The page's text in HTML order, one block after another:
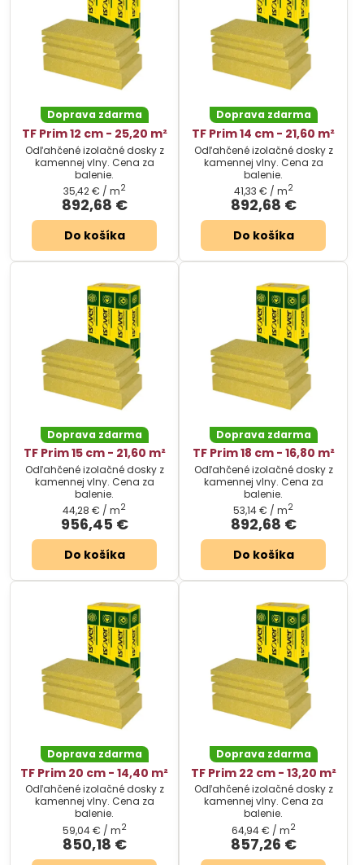
Doprava zdarma
TF Prim 12 cm - 25,20 m²
Odľahčené izolačné dosky z
kamennej vlny. Cena za
balenie.
892,68 €
35,42 € / m2
Do košíka
Doprava zdarma
TF Prim 14 cm - 21,60 m²
Odľahčené izolačné dosky z
kamennej vlny. Cena za
balenie.
892,68 €
41,33 € / m2
Do košíka
Doprava zdarma
TF Prim 15 cm - 21,60 m²
Odľahčené izolačné dosky z
kamennej vlny. Cena za
balenie.
956,45 €
44,28 € / m2
Do košíka
Doprava zdarma
TF Prim 18 cm - 16,80 m²
Odľahčené izolačné dosky z
kamennej vlny. Cena za
balenie.
892,68 €
53,14 € / m2
Do košíka
Doprava zdarma
TF Prim 20 cm - 14,40 m²
Odľahčené izolačné dosky z
kamennej vlny. Cena za
balenie.
850,18 €
59,04 € / m2
Doprava zdarma
TF Prim 22 cm - 13,20 m²
Odľahčené izolačné dosky z
kamennej vlny. Cena za
balenie.
857,26 €
64,94 € / m2